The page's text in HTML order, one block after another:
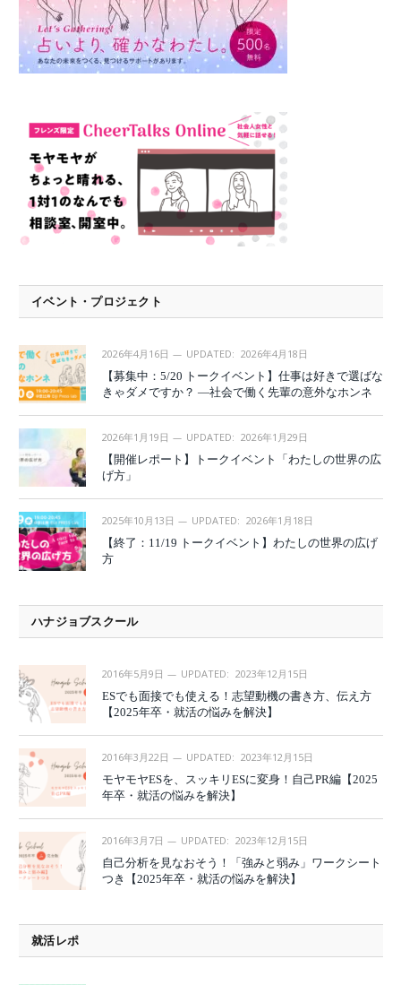
イベント・プロジェクト
2026年4月16日 UPDATED: 2026年4月18日
【募集中：5/20 トークイベント】仕事は好きで選ばな
きゃダメですか？ —社会で働く先輩の意外なホンネ
2026年1月19日 UPDATED: 2026年1月29日
【開催レポート】トークイベント「わたしの世界の広
げ方」
2025年10月13日 UPDATED: 2026年1月18日
【終了：11/19 トークイベント】わたしの世界の広げ
方
ハナジョブスクール
2016年5月9日 UPDATED: 2023年12月15日
ESでも面接でも使える！志望動機の書き方、伝え方
【2025年卒・就活の悩みを解決】
2016年3月22日 UPDATED: 2023年12月15日
モヤモヤESを、スッキリESに変身！自己PR編【2025
年卒・就活の悩みを解決】
2016年3月7日 UPDATED: 2023年12月15日
自己分析を見なおそう！「強みと弱み」ワークシート
つき【2025年卒・就活の悩みを解決】
就活レポ